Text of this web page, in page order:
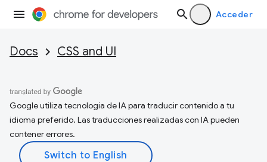
Acceder
Docs CSS and UI
Google utiliza tecnología de IA para traducir contenido a tu
idioma preferido. Las traducciones realizadas con IA pueden
contener errores.